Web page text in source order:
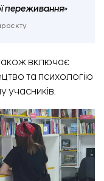
переживання»
включає
та психологію
учасників.